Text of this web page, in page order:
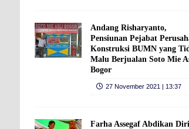
Andang Risharyanto,
Pensiunan Pejabat
Konstruksi BUMN yang
Malu Berjualan Soto Mie
Bogor
27 November 2021 | 13:37
Farha Assegaf Abdikan Diri